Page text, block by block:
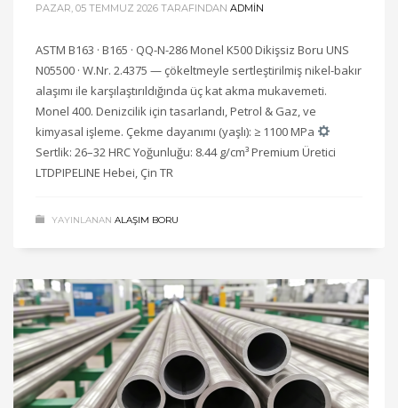
PAZAR, 05 TEMMUZ 2026 TARAFINDAN ADMIN
ASTM B163 · B165 · QQ-N-286 Monel K500 Dikişsiz Boru UNS
N05500 · W.Nr. 2.4375 — çökeltmeyle sertleştirilmiş nikel-bakır
alaşımı ile karşılaştırıldığında üç kat akma mukavemeti.
Monel 400. Denizcilik için tasarlandı, Petrol & Gaz, ve
kimyasal işleme. Çekme dayanımı (yaşlı): ≥ 1100 MPa
Sertlik: 26–32 HRC Yoğunluğu: 8.44 g/cm³ Premium Üretici
LTDPIPELINE Hebei, Çin TR
YAYINLANAN ALAŞIM BORU